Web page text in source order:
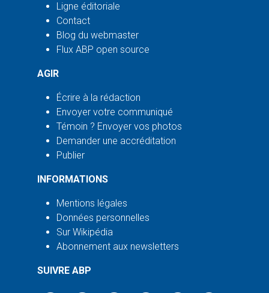
Ligne éditoriale
Contact
Blog du webmaster
Flux ABP open source
AGIR
Écrire à la rédaction
Envoyer votre communiqué
Témoin ? Envoyer vos photos
Demander une accréditation
Publier
INFORMATIONS
Mentions légales
Données personnelles
Sur Wikipédia
Abonnement aux newsletters
SUIVRE ABP